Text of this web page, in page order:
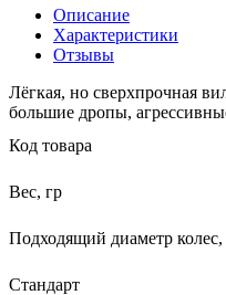
Описание
Характеристики
Отзывы
Лёгкая, но сверхпрочная
большие дропы,
Код товара
Вес, гр
Подходящий диаметр
Стандарт